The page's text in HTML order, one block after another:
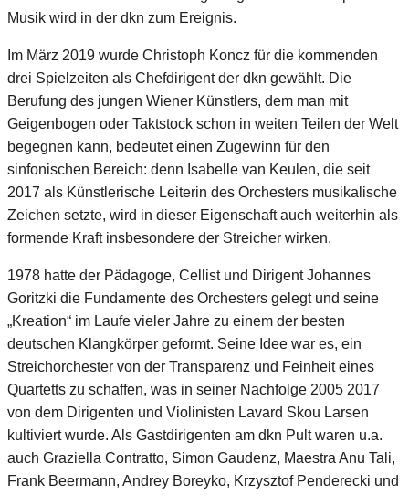
Musik wird in der dkn zum Ereignis.
Im März 2019 wurde Christoph Koncz für die kommenden
drei Spielzeiten als Chefdirigent der dkn gewählt. Die
Berufung des jungen Wiener Künstlers, dem man mit
Geigenbogen oder Taktstock schon in weiten Teilen der Welt
begegnen kann, bedeutet einen Zugewinn für den
sinfonischen Bereich: denn Isabelle van Keulen, die seit
2017 als Künstlerische Leiterin des Orchesters musikalische
Zeichen setzte, wird in dieser Eigenschaft auch weiterhin als
formende Kraft insbesondere der Streicher wirken.
1978 hatte der Pädagoge, Cellist und Dirigent Johannes
Goritzki die Fundamente des Orchesters gelegt und seine
„Kreation“ im Laufe vieler Jahre zu einem der besten
deutschen Klangkörper geformt. Seine Idee war es, ein
Streichorchester von der Transparenz und Feinheit eines
Quartetts zu schaffen, was in seiner Nachfolge 2005 2017
von dem Dirigenten und Violinisten Lavard Skou Larsen
kultiviert wurde. Als Gastdirigenten am dkn Pult waren u.a.
auch Graziella Contratto, Simon Gaudenz, Maestra Anu Tali,
Frank Beermann, Andrey Boreyko, Krzysztof Penderecki und